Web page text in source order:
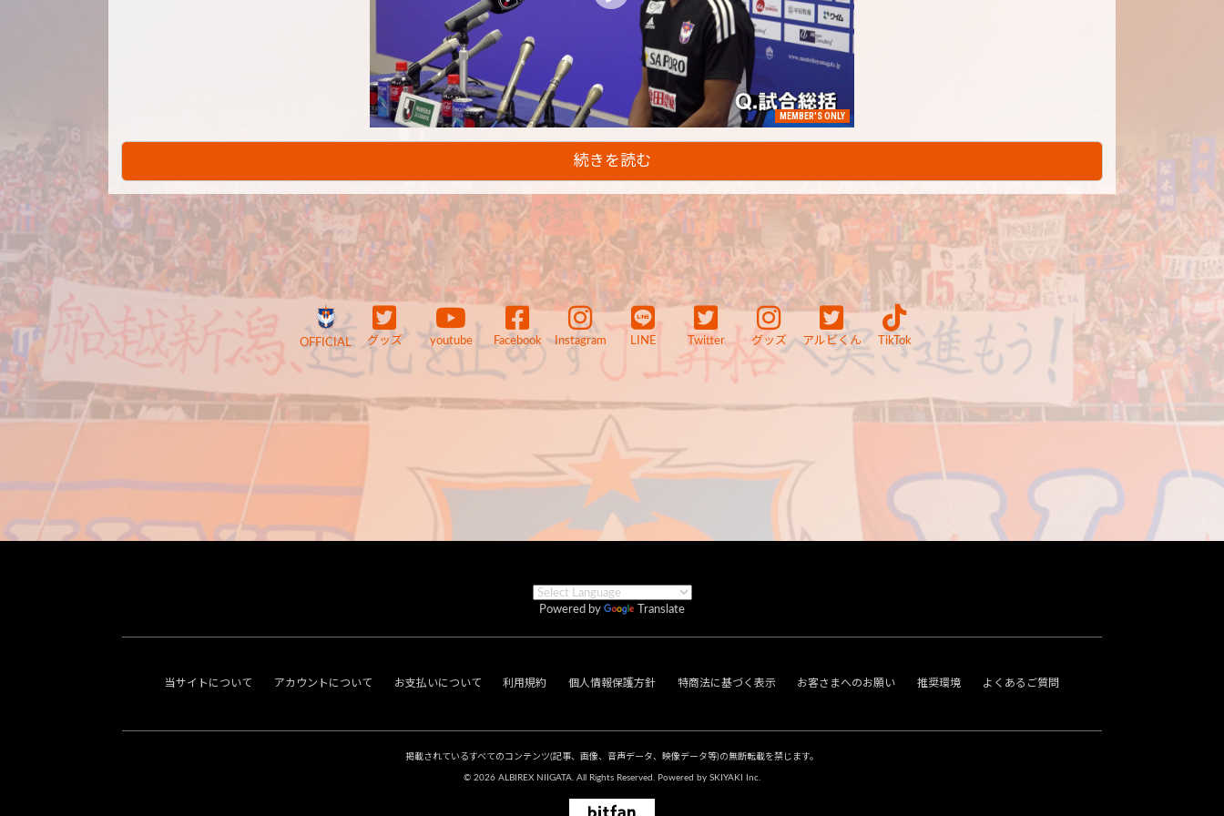
MEMBER'S ONLY
続きを読む
OFFICIAL グッズ youtube Facebook Instagram LINE Twitter グッズ アルビくん TikTok
Powered by Translate
当サイトについて アカウントについて お支払いについて 利用規約 個人情報保護方針 特商法に基づく表示 お客さまへのお願い 推奨環境 よくあるご質問
掲載されているすべてのコンテンツ(記事、画像、音声データ、映像データ等)の無断転載を禁じます。
© 2026 ALBIREX NIIGATA. All Rights Reserved. Powered by SKIYAKI Inc.